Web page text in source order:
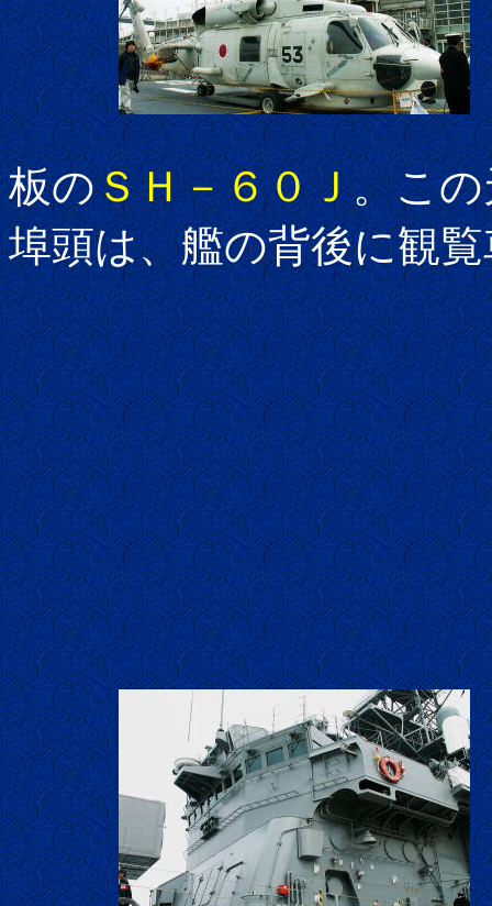
板のＳＨ－６０Ｊ。こ
埠頭は、艦の背後に観